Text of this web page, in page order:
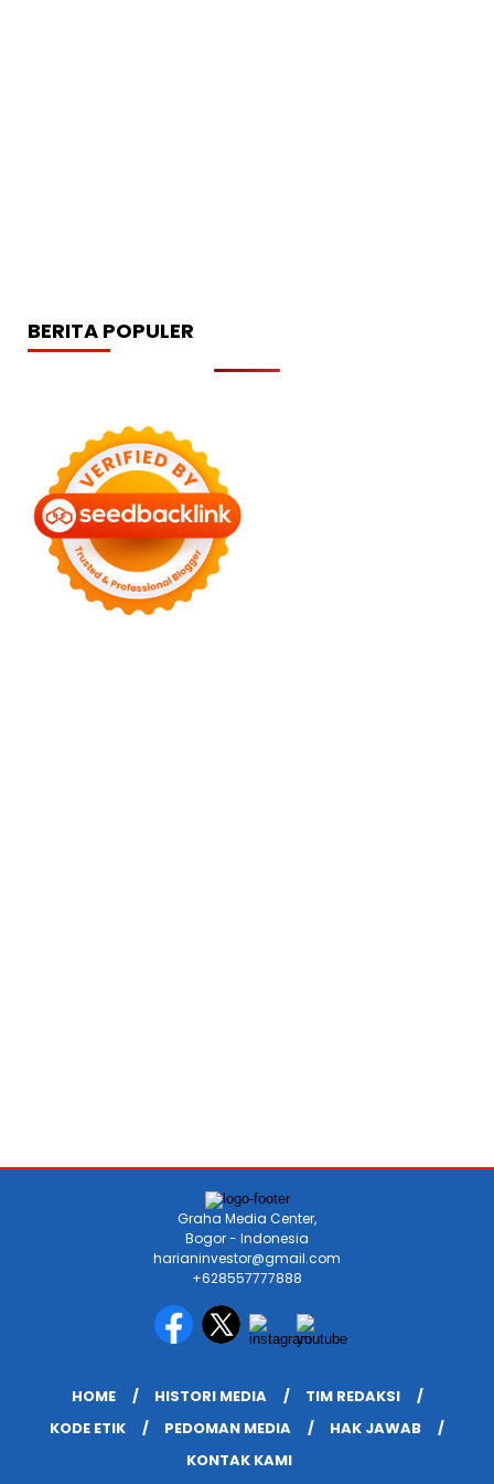
BERITA POPULER
Graha Media Center,
Bogor - Indonesia
harianinvestor@gmail.com
+628557777888
HOME HISTORI MEDIA
TIM REDAKSI
KODE ETIK
PEDOMAN MEDIA
HAK JAWAB
KONTAK KAMI